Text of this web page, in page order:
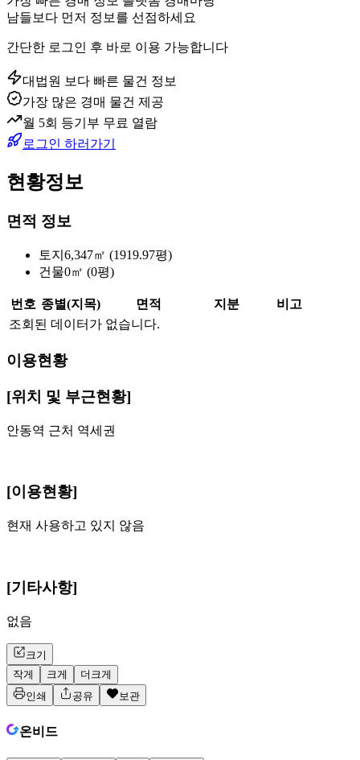
남들보다 먼저 정보를 선점하세요
간단한 로그인 후 바로 이용 가능합니다
대법원 보다 빠른 물건 정보
가장 많은 경매 물건 제공
월 5회 등기부 무료 열람
로그인 하러가기
현황정보
면적 정보
토지 6,347㎡ (1919.97평)
건물0㎡ (0평)
번호 종별(지목) 면적 지분
비고
조회된 데이터가 없습니다.
이용현황
[위치 및 부근현황]
안동역 근처 역세권
[이용현황]
현재 사용하고 있지 않음
[기타사항]
없음
크기
작게
크게
더크게
인쇄
공유 보관
온비드